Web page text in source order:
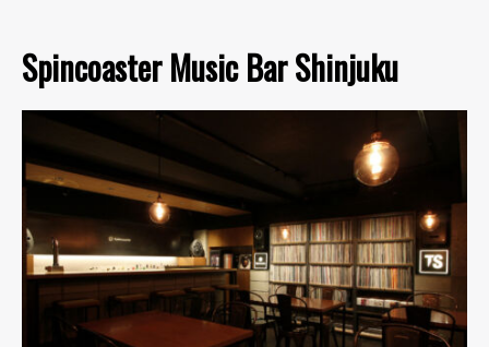
Spincoaster Music Bar Shinjuku